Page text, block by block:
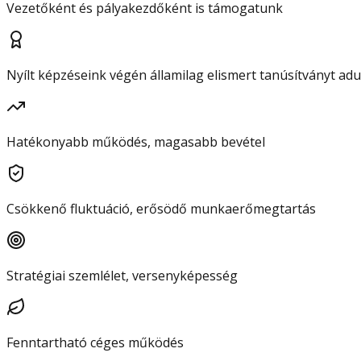
Vezetőként és pályakezdőként is támogatunk
Nyílt képzéseink végén államilag elismert tanúsítványt
Hatékonyabb működés, magasabb bevétel
Csökkenő fluktuáció, erősödő munkaerőmegtartás
Stratégiai szemlélet, versenyképesség
Fenntartható céges működés